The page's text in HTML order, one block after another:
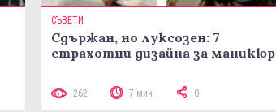
СЪВЕТИ
Сдържан, но луксозен: 7
страхотни дизайна за маникюр
262 7 мин 0